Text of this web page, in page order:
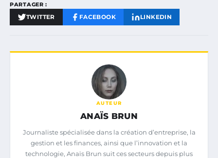
PARTAGER :
TWITTER FACEBOOK LINKEDIN
AUTEUR
ANAÏS BRUN
Journaliste spécialisée dans la création d’entreprise, la
gestion et les finances, ainsi que l’innovation et la
technologie, Anaïs Brun suit ces secteurs depuis plus